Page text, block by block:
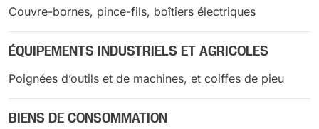
Couvre-bornes, pince-fils, boîtiers électriques
ÉQUIPEMENTS INDUSTRIELS ET AGRICOLES
Poignées d’outils et de machines, et coiffes de pieu
BIENS DE CONSOMMATION